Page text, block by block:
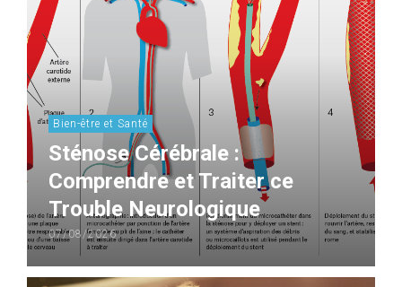
Bien-être et Santé
Sténose Cérébrale :
Comprendre et Traiter ce
Trouble Neurologique
07/08/2026